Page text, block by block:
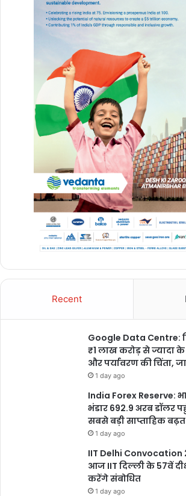
Recent
Google Data Centre:
₹1 लाख करोड़ से ज्यादा के
और पर्यावरण की चिंता,
1 day ago
India Forex Reserve:
भंडार 692.9 अरब डॉलर
सबसे बड़ी साप्ताहिक बढ़त
1 day ago
IIT Delhi Convocation
आज IIT दिल्ली के 57वें
करेंगे संबोधित
1 day ago